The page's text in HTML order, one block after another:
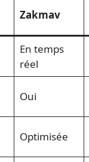
Zakmav
En temps
réel
Oui
Optimisée